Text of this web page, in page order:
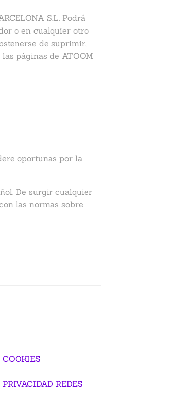
S.L. Podrá
o en cualquier otro
de suprimir,
páginas de ATOOM
oportunas por la
De surgir cualquier
las normas sobre
REDES